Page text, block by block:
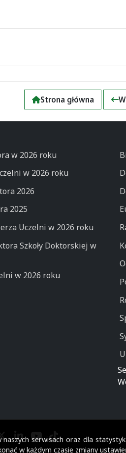
Strona główna
w 2026 roku
w 2026 roku
2026
2025
Uczelni w 2026 roku
Szkoły Doktorskiej w
w 2026 roku
serwisach oraz dla
w każdym czasie zmiany